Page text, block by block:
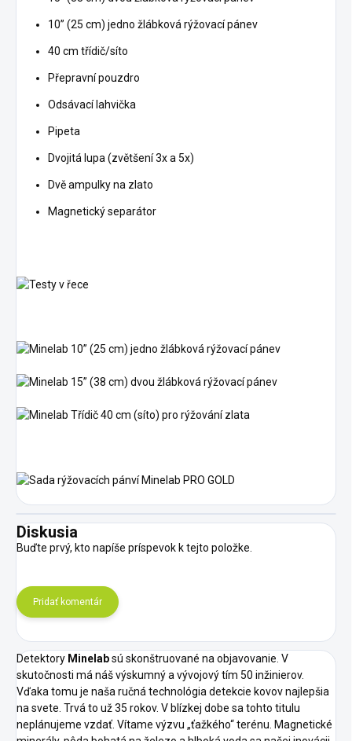
10” (25 cm) jedno žlábková rýžovací pánev
40 cm třídič/síto
Přepravní pouzdro
Odsávací lahvička
Pipeta
Dvojitá lupa (zvětšení 3x a 5x)
Dvě ampulky na zlato
Magnetický separátor
Diskusia
Buďte prvý, kto napíše príspevok k tejto položke.
Pridať komentár
Detektory Minelabsú skonštruované na objavovanie. V
skutočnosti má náš výskumný a vývojový tím 50 inžinierov.
Vďaka tomu je naša ručná technológia detekcie kovov najlepšia
na svete. Trvá to už 35 rokov. V blízkej dobe sa tohto titulu
neplánujeme vzdať. Vítame výzvu „ťažkého“ terénu. Magnetické